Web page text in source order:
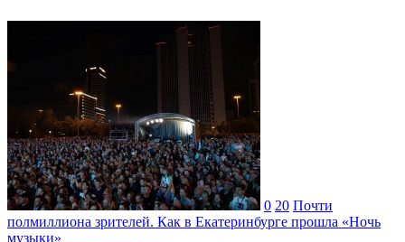
0 20 Почти
полмиллиона зрителей. Как в Екатеринбурге прошла «Ночь
музыки»